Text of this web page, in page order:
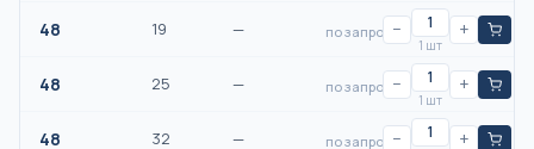
48 19 — по запросу−
1 шт
+
48 25 — по запросу−
1 шт
+
48 32 — по запросу− +